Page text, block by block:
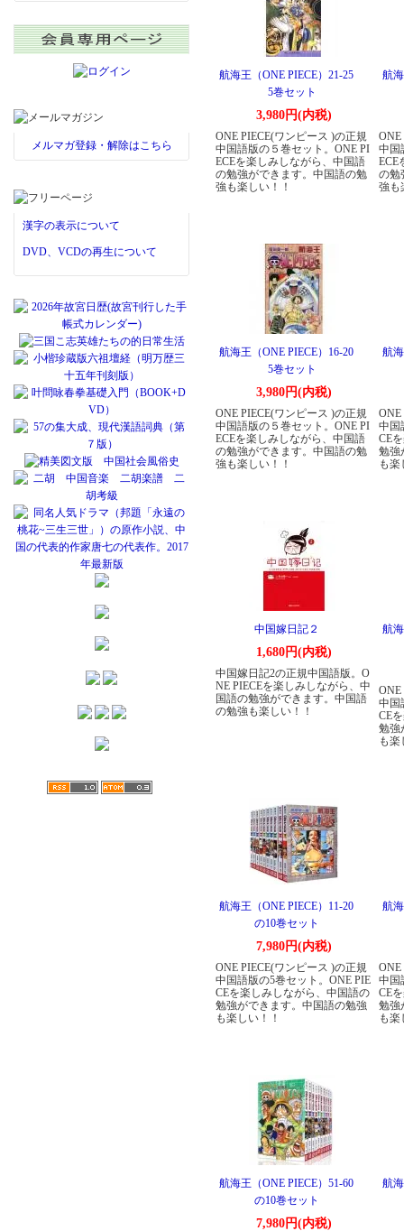
メルマガ登録・解除はこちら
漢字の表示について
DVD、VCDの再生について
航海王（ONE PIECE）21-25
5巻セット
3,980円(内税)
ONE PIECE(ワンピース )の正規
中国語版の５巻セット。ONE PI
ECEを楽しみしながら、中国語
の勉強ができます。中国語の勉
強も楽しい！！
航
ONE
中国
ECE
の勉
強も
航海王（ONE PIECE）16-20
5巻セット
3,980円(内税)
ONE PIECE(ワンピース )の正規
中国語版の５巻セット。ONE PI
ECEを楽しみしながら、中国語
の勉強ができます。中国語の勉
強も楽しい！！
航
ONE
中国
CE
勉強
も楽
中国嫁日記２
1,680円(内税)
中国嫁日記2の正規中国語版。O
NE PIECEを楽しみしながら、中
国語の勉強ができます。中国語
の勉強も楽しい！！
航
ONE
中国
CE
勉強
も楽
航海王（ONE PIECE）11-20
の10巻セット
7,980円(内税)
ONE PIECE(ワンピース )の正規
中国語版の5巻セット。ONE PIE
CEを楽しみしながら、中国語の
勉強ができます。中国語の勉強
も楽しい！！
航
ONE
中国
CE
勉強
も楽
航海王（ONE PIECE）51-60
の10巻セット
7,980円(内税)
航